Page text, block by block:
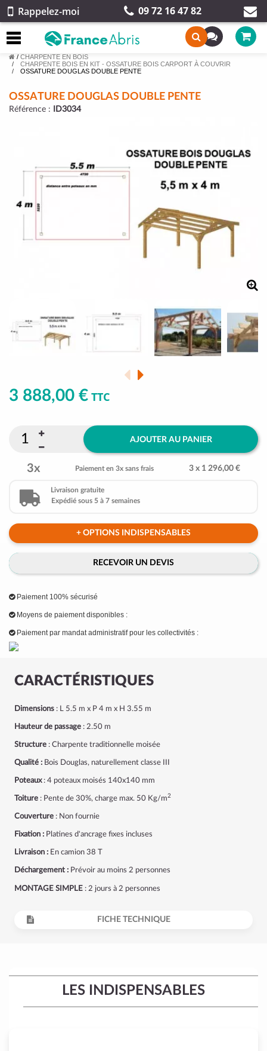
Rappelez-moi 09 72 16 47 82
/ CHARPENTE EN BOIS
CHARPENTE BOIS EN KIT - OSSATURE BOIS CARPORT À COUVRIR
OSSATURE DOUGLAS DOUBLE PENTE
OSSATURE DOUGLAS DOUBLE PENTE
Référence : ID3034
CARACTÉRISTIQUES
Dimensions : L 5.5 m x P 4 m x H 3.55 m
Hauteur de passage : 2.50 m
Structure : Charpente traditionnelle moisée
Qualité : Bois Douglas, naturellement classe III
Poteaux: 4 poteaux moisés 140x140 mm
Toiture : Pente de 30%, charge max. 50 Kg/m2
Couverture : Non fournie
Fixation : Platines d'ancrage fixes incluses
Livraison : En camion 38 T
Déchargement : Prévoir au moins 2 personnes
MONTAGE SIMPLE : 2 jours à 2 personnes
FICHE TECHNIQUE
3 888,00 € TTC
AJOUTER AU PANIER
3x Paiement en 3x sans frais 3 x 1 296,00 €
Livraison gratuite
Expédié sous 5 à 7 semaines
+ OPTIONS INDISPENSABLES
RECEVOIR UN DEVIS
Paiement 100% sécurisé
Moyens de paiement disponibles :
Paiement par mandat administratif pour les collectivités :
LES INDISPENSABLES